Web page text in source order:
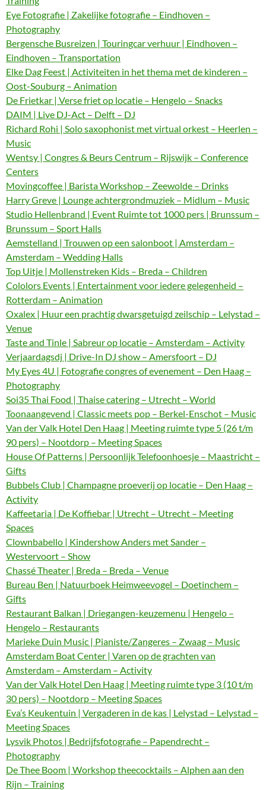
Eye Fotografie | Zakelijke fotografie – Eindhoven –
Photography
Bergensche Busreizen | Touringcar verhuur | Eindhoven –
Eindhoven – Transportation
Elke Dag Feest | Activiteiten in het thema met de kinderen –
Oost-Souburg – Animation
De Frietkar | Verse friet op locatie – Hengelo – Snacks
DAIM | Live DJ-Act – Delft – DJ
Richard Rohi | Solo saxophonist met virtual orkest – Heerlen –
Music
Wentsy | Congres & Beurs Centrum – Rijswijk – Conference
Centers
Movingcoffee | Barista Workshop – Zeewolde – Drinks
Harry Greve | Lounge achtergrondmuziek – Midlum – Music
Studio Hellenbrand | Event Ruimte tot 1000 pers | Brunssum –
Brunssum – Sport Halls
Aemstelland | Trouwen op een salonboot | Amsterdam –
Amsterdam – Wedding Halls
Top Uitje | Mollenstreken Kids – Breda – Children
Cololors Events | Entertainment voor iedere gelegenheid –
Rotterdam – Animation
Oxalex | Huur een prachtig dwarsgetuigd zeilschip – Lelystad –
Venue
Taste and Tinle | Sabreur op locatie – Amsterdam – Activity
Verjaardagsdj | Drive-In DJ show – Amersfoort – DJ
My Eyes 4U | Fotografie congres of evenement – Den Haag –
Photography
Soi35 Thai Food | Thaise catering – Utrecht – World
Toonaangevend | Classic meets pop – Berkel-Enschot – Music
Van der Valk Hotel Den Haag | Meeting ruimte type 5 (26 t/m
90 pers) – Nootdorp – Meeting Spaces
House Of Patterns | Persoonlijk Telefoonhoesje – Maastricht –
Gifts
Bubbels Club | Champagne proeverij op locatie – Den Haag –
Activity
Kaffeetaria | De Koffiebar | Utrecht – Utrecht – Meeting
Spaces
Clownbabello | Kindershow Anders met Sander –
Westervoort – Show
Chassé Theater | Breda – Breda – Venue
Bureau Ben | Natuurboek Heimweevogel – Doetinchem –
Gifts
Restaurant Balkan | Driegangen-keuzemenu | Hengelo –
Hengelo – Restaurants
Marieke Duin Music | Pianiste/Zangeres – Zwaag – Music
Amsterdam Boat Center | Varen op de grachten van
Amsterdam – Amsterdam – Activity
Van der Valk Hotel Den Haag | Meeting ruimte type 3 (10 t/m
30 pers) – Nootdorp – Meeting Spaces
Eva’s Keukentuin | Vergaderen in de kas | Lelystad – Lelystad –
Meeting Spaces
Lysvik Photos | Bedrijfsfotografie – Papendrecht –
Photography
De Thee Boom | Workshop theecocktails – Alphen aan den
Rijn – Training